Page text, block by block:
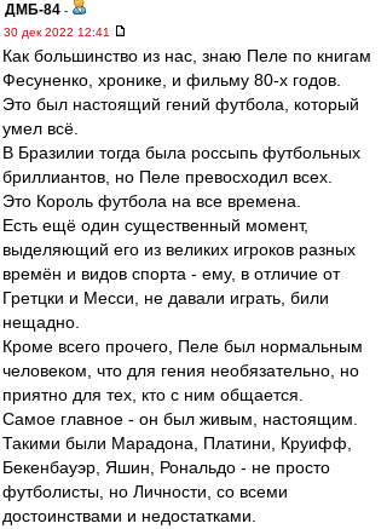
ДМБ-84 -
30 дек 2022 12:41
Как большинство из нас, знаю Пеле по книгам
Фесуненко, хронике, и фильму 80-х годов.
Это был настоящий гений футбола, который
умел всё.
В Бразилии тогда была россыпь футбольных
бриллиантов, но Пеле превосходил всех.
Это Король футбола на все времена.
Есть ещё один существенный момент,
выделяющий его из великих игроков разных
времён и видов спорта - ему, в отличие от
Гретцки и Месси, не давали играть, били
нещадно.
Кроме всего прочего, Пеле был нормальным
человеком, что для гения необязательно, но
приятно для тех, кто с ним общается.
Самое главное - он был живым, настоящим.
Такими были Марадона, Платини, Круифф,
Бекенбауэр, Яшин, Рональдо - не просто
футболисты, но Личности, со всеми
достоинствами и недостатками.